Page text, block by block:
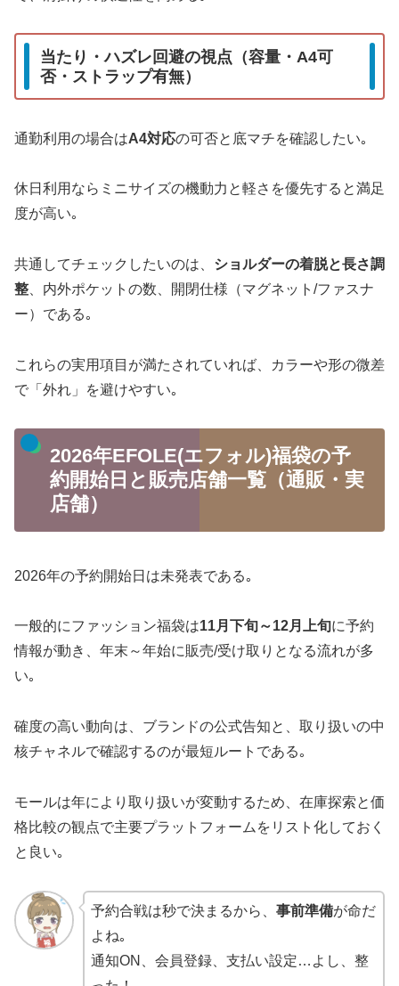
当たり・ハズレ回避の視点（容量・A4可
否・ストラップ有無）
通勤利用の場合はA4対応の可否と底マチを確認したい｡
休日利用ならミニサイズの機動力と軽さを優先すると満足
度が高い｡
共通してチェックしたいのは、 ショルダーの着脱と長さ調
整 、内外ポケットの数、開閉仕様（マグネット/ファスナ
ー）である｡
これらの実用項目が満たされていれば、カラーや形の微差
で「外れ」を避けやすい｡
2026年EFOLE(エフォル)福袋の予
約開始日と販売店舗一覧（通販・実
店舗）
2026年の予約開始日は未発表である｡
一般的にファッション福袋は11月下旬～12月上旬に予約
情報が動き、年末～年始に販売/受け取りとなる流れが多
い｡
確度の高い動向は、ブランドの公式告知と、取り扱いの中
核チャネルで確認するのが最短ルートである｡
モールは年により取り扱いが変動するため、在庫探索と価
格比較の観点で主要プラットフォームをリスト化しておく
と良い｡
予約合戦は秒で決まるから、 事前準備が命だ
よね｡
通知ON、会員登録、支払い設定…よし、整